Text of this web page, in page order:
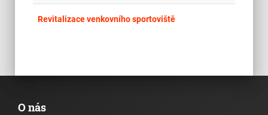
Revitalizace venkovního sportoviště
O nás